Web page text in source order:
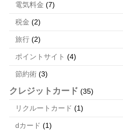
電気料金 (7)
税金 (2)
旅行(2)
ポイントサイト (4)
節約術(3)
クレジットカード (35)
リクルートカード (1)
dカード (1)